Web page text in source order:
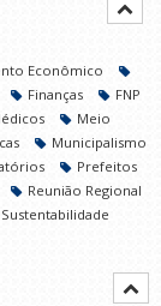
Econômico
Finanças
FNP
Meio
Municipalismo
Prefeitos
Reunião Regional
Sustentabilidade